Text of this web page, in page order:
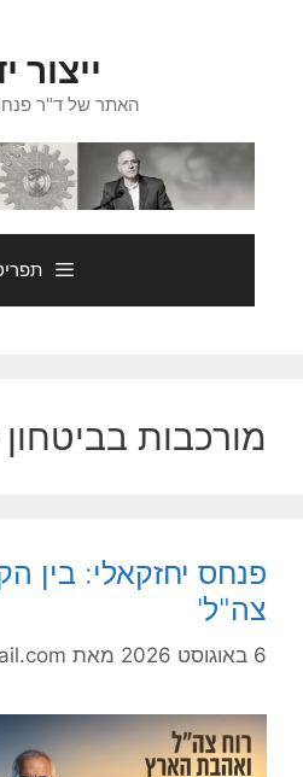
ייצור
האתר של ד"ר
מורכבות
פנחס יחזקאלי: בין
צה"ל'
6 באוגוסט 2026 מאת